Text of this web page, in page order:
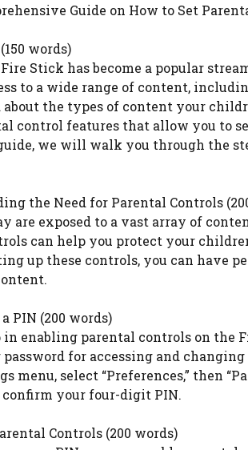
Guide on How to Set
words)
Stick has become a popular
to a wide range of content,
about the types of content your
control features that allow you to
we will walk you through the
the Need for Parental Controls
are exposed to a vast array of
can help you protect your
up these controls, you can have
PIN (200 words)
in enabling parental controls on the
password for accessing and
menu, select “Preferences,” then
confirm your four-digit PIN.
Controls (200 words)